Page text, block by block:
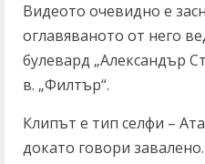
Видеото очевидно е
оглавяваното от него
булевард „Александър
в. „Филтър“.
Клипът е тип селфи –
докато говори